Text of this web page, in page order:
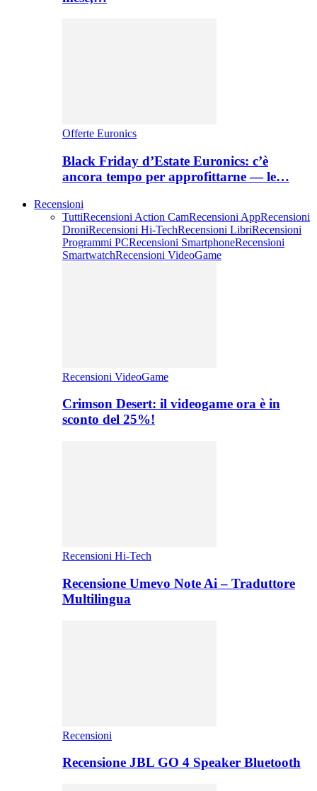
Offerte Euronics
Black Friday d’Estate Euronics: c’è
ancora tempo per approfittarne — le…
Recensioni
TuttiRecensioni Action CamRecensioni AppRecensioni
DroniRecensioni Hi-TechRecensioni LibriRecensioni
Programmi PCRecensioni SmartphoneRecensioni
SmartwatchRecensioni VideoGame
Recensioni VideoGame
Crimson Desert: il videogame ora è in
sconto del 25%!
Recensioni Hi-Tech
Recensione Umevo Note Ai – Traduttore
Multilingua
Recensioni
Recensione JBL GO 4 Speaker Bluetooth